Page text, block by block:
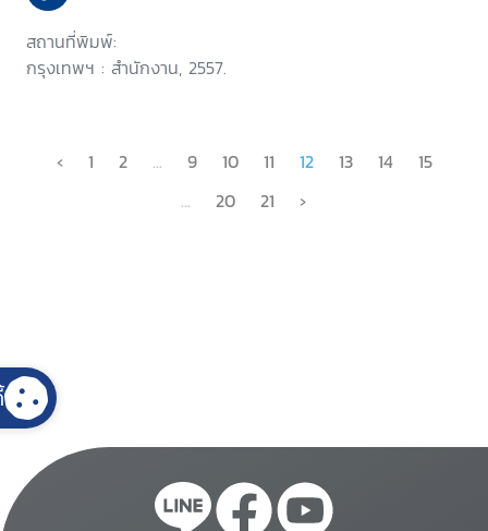
สถานที่พิมพ์:
กรุงเทพฯ : สำนักงาน, 2557.
‹ 1 2 ... 9 10 11 12 13 14
15
...
20 21 ›